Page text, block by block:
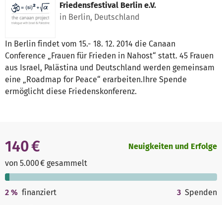
Friedensfestival Berlin e.V.
in Berlin, Deutschland
In Berlin findet vom 15.- 18. 12. 2014 die Canaan
Conference „Frauen für Frieden in Nahost“ statt. 45 Frauen
aus Israel, Palästina und Deutschland werden gemeinsam
eine „Roadmap for Peace“ erarbeiten.Ihre Spende
ermöglicht diese Friedenskonferenz.
140 €
von 5.000 € gesammelt
Neuigkeiten und Erfolge
2 % finanziert 3 Spenden